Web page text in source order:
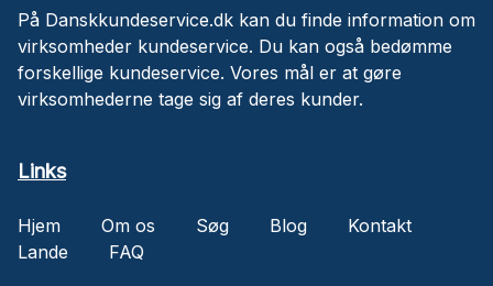
På Danskkundeservice.dk kan du finde information om
virksomheder kundeservice. Du kan også bedømme
forskellige kundeservice. Vores mål er at gøre
virksomhederne tage sig af deres kunder.
Links
Hjem Om os Søg Blog
Kontakt
Lande
FAQ